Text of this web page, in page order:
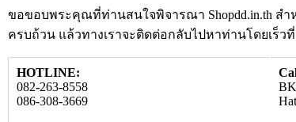
ขอขอบพระคุณที่ท่านสนใจพิจารณา Shopdd.in.th ส
ครบถ้วน แล้วทางเราจะติดต่อกลับไปหาท่านโดยเร็ว
HOTLINE:
082-263-8558
086-308-3669